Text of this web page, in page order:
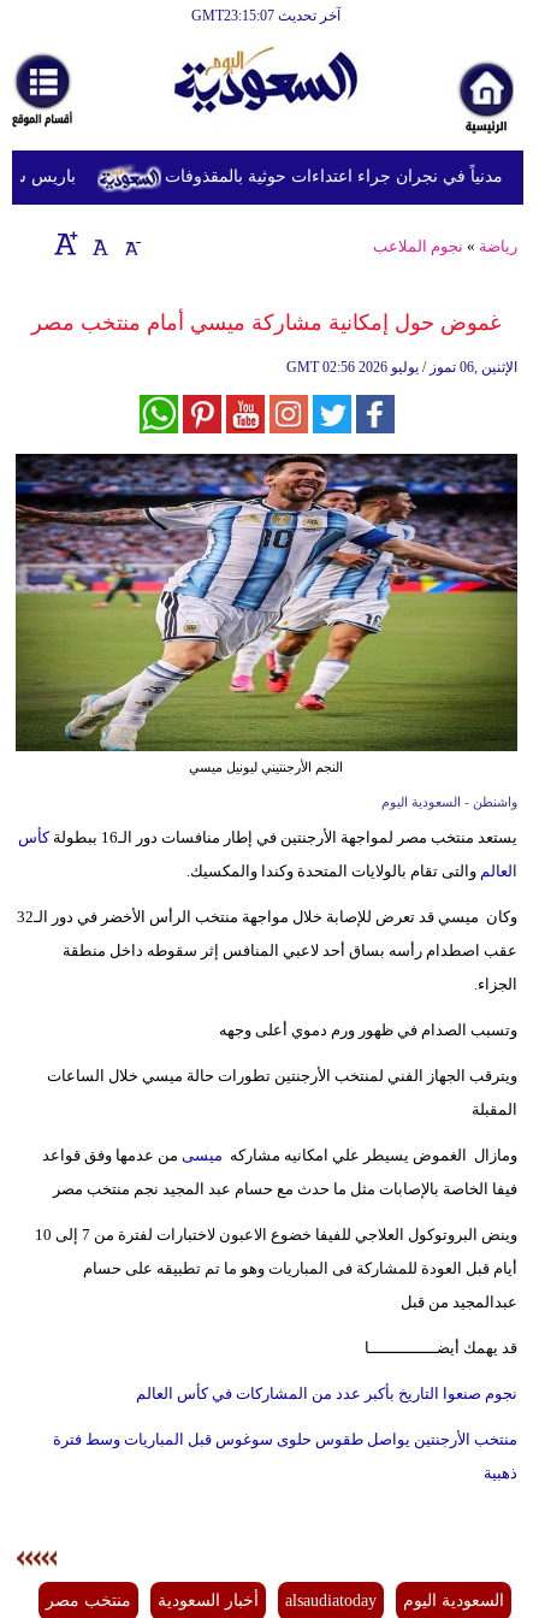
آخر تحديث GMT23:15:07
أخبارعاجلة
رياضة
ثقافة
إقتصاد
وموسيقى
وتغذية
سياحة
وسفر
إعلام
سيارات
باريس سان
رياضة » نجوم الملاعب
غموض حول إمكانية مشاركة ميسي أمام منتخب مصر
GMT 02:56 2026 الإثنين ,06 تموز / يوليو
النجم الأرجنتيني ليونيل ميسي
واشنطن - السعودية اليوم
يستعد منتخب مصر لمواجهة الأرجنتين في إطار منافسات دور الـ16 ببطولة
كأس
العالم والتى تقام بالولايات المتحدة وكندا والمكسيك.
وكان ميسي قد تعرض للإصابة خلال مواجهة منتخب الرأس الأخضر في دور الـ32
عقب اصطدام رأسه بساق أحد لاعبي المنافس إثر سقوطه داخل منطقة
الجزاء.
وتسبب الصدام في ظهور ورم دموي أعلى وجهه
ويترقب الجهاز الفني لمنتخب الأرجنتين تطورات حالة ميسي خلال الساعات
المقبلة
ومازال الغموض يسيطر علي امكانيه مشاركه ميسى من عدمها وفق قواعد
فيفا الخاصة بالإصابات مثل ما حدث مع حسام عبد المجيد نجم منتخب مصر
وينض البروتوكول العلاجي للفيفا خضوع الاعبون لاختبارات لفترة من 7 إلى 10
أيام قبل العودة للمشاركة فى المباريات وهو ما تم تطبيقه على حسام
عبدالمجيد من قبل
قد يهمك أيضــــــــــــــا
نجوم صنعوا التاريخ بأكبر عدد من المشاركات في كأس العالم
منتخب الأرجنتين يواصل طقوس حلوى سوغوس قبل المباريات وسط فترة
ذهبية
السعودية اليوم alsaudiatoday أخبار السعودية منتخب مصر